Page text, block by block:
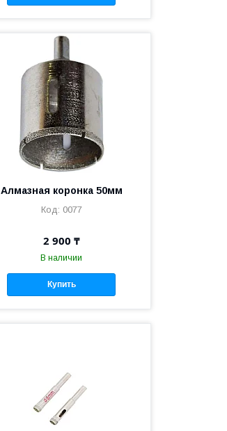
Алмазная коронка 50мм
0077
2 900 ₸
В наличии
Купить